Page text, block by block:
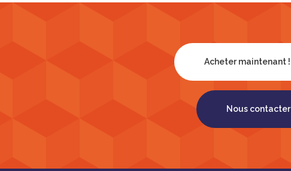
Acheter maintenant !
Nous contacter